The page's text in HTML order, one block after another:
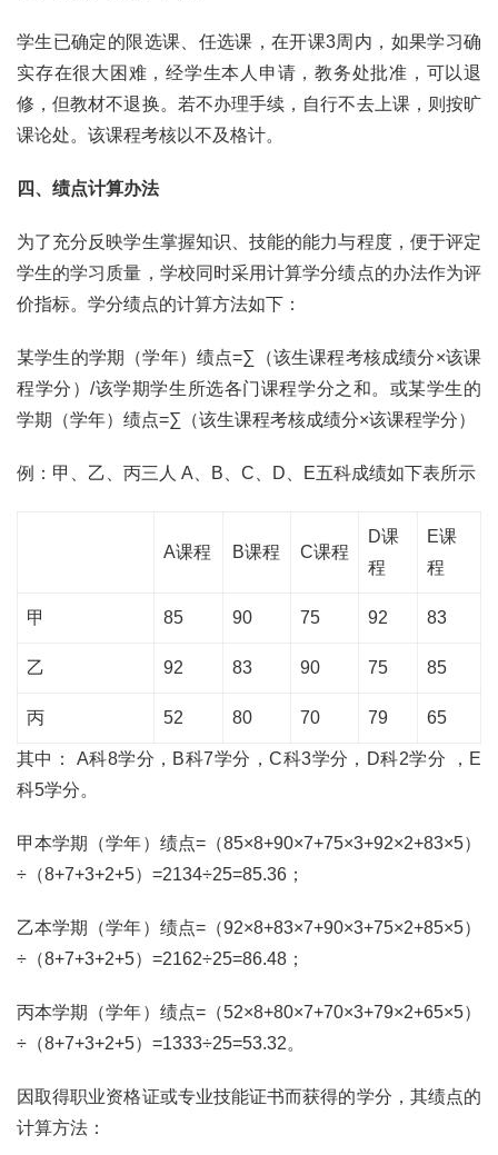
学生已确定的限选课、任选课，在开课3周内，如果学习确
实存在很大困难，经学生本人申请，教务处批准，可以退
修，但教材不退换。若不办理手续，自行不去上课，则按旷
课论处。该课程考核以不及格计。
四、绩点计算办法
为了充分反映学生掌握知识、技能的能力与程度，便于评定
学生的学习质量，学校同时采用计算学分绩点的办法作为评
价指标。学分绩点的计算方法如下：
某学生的学期（学年）绩点=∑（该生课程考核成绩分×该课
程学分）/该学期学生所选各门课程学分之和。或某学生的
学期（学年）绩点=∑（该生课程考核成绩分×该课程学分）
例：甲、乙、丙三人 A、B、C、D、E五科成绩如下表所示
A课程 B课程 C课程
D课
程
E课
程
甲 85 90 75 92 83
乙 92 83 90 75 85
丙 52 80 70 79 65
其中： A科8学分，B科7学分，C科3学分，D科2学分 ，E
科5学分。
甲本学期（学年）绩点=（85×8+90×7+75×3+92×2+83×5）
÷（8+7+3+2+5）=2134÷25=85.36；
乙本学期（学年）绩点=（92×8+83×7+90×3+75×2+85×5）
÷（8+7+3+2+5）=2162÷25=86.48；
丙本学期（学年）绩点=（52×8+80×7+70×3+79×2+65×5）
÷（8+7+3+2+5）=1333÷25=53.32。
因取得职业资格证或专业技能证书而获得的学分，其绩点的
计算方法：